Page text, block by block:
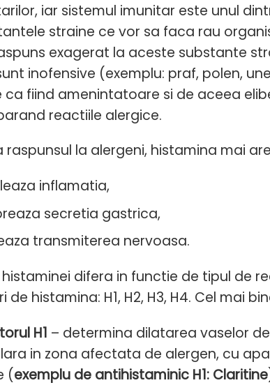
iar sistemul imunitar este unul
straine ce vor sa faca rau
exagerat la aceste substante
inofensive (exemplu: praf, polen,
ca fiind amenintatoare si de aceea
reactiile alergice.
raspunsul la alergeni, histamina mai
inflamatia,
secretia gastrica,
transmiterea nervoasa.
histaminei difera in functie de tipul de
de histamina: H1, H2, H3, H4. Cel mai
H1 – determina dilatarea vaselor
in zona afectata de alergen, cu
(exemplu de antihistaminic H1: Claritine